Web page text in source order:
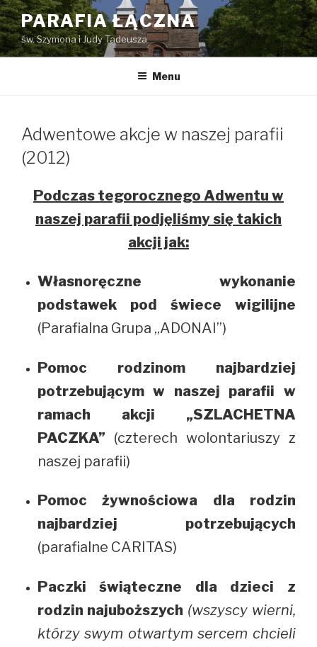
Przejdź
do
treści
PARAFIA ŁĄCZNA
św. Szymona i Judy Tadeusza
Menu
Adwentowe akcje w naszej parafii
(2012)
Podczas tegorocznego Adwentu w
naszej parafii podjęliśmy się takich
akcji jak:
Własnoręczne wykonanie
podstawek pod świece wigilijne
(Parafialna Grupa „ADONAI”)
Pomoc rodzinom najbardziej
potrzebującym w naszej parafii w
ramach akcji „SZLACHETNA
PACZKA” (czterech wolontariuszy z
naszej parafii)
Pomoc żywnościowa dla rodzin
najbardziej potrzebujących
(parafialne CARITAS)
Paczki świąteczne dla dzieci z
rodzin najuboższych (wszyscy wierni,
którzy swym otwartym sercem chcieli